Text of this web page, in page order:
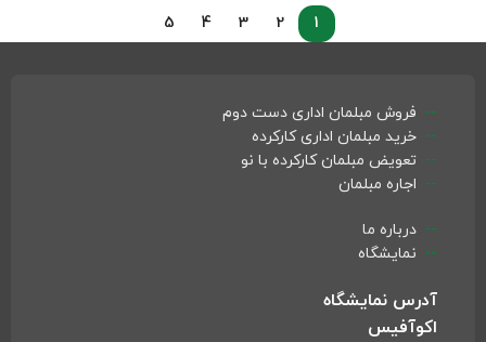
1
2
3
4
5
فروش مبلمان اداری دست دوم
خرید مبلمان اداری کارکرده
تعویض مبلمان کارکرده با نو
اجاره مبلمان
درباره ما
نمایشگاه
آدرس نمایشگاه
اکوآفیس